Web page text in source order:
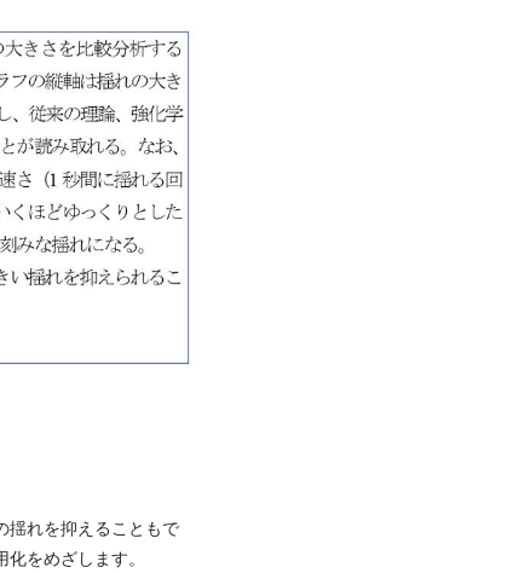
揺れを抑えることもで
をめざします。